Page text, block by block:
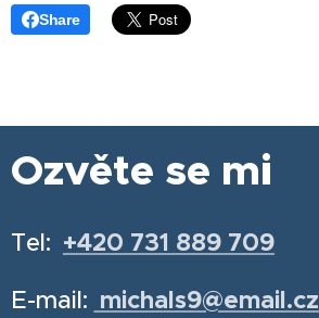
Share
Ozvěte se mi
Tel: +420 731 889 709
E-mail: michals9@email.cz